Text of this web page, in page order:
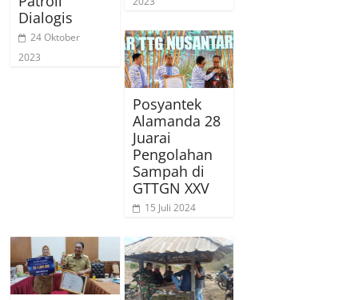
Dialogis
24 Oktober
2023
Posyantek
Alamanda 28
Juarai
Pengolahan
Sampah di
GTTGN XXV
15 Juli 2024